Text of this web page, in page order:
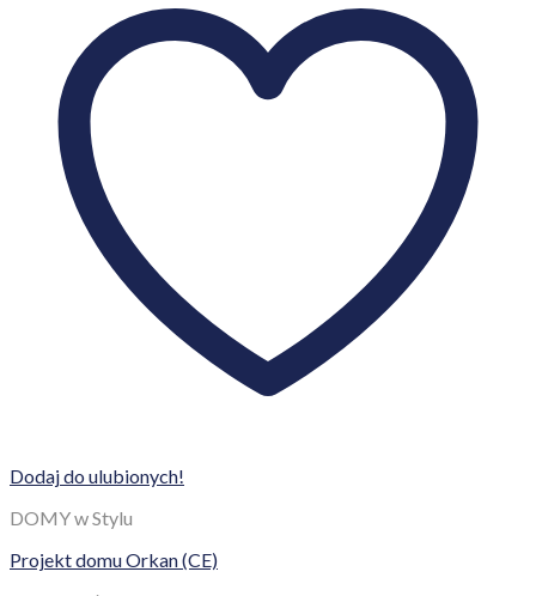
Dodaj do ulubionych!
DOMY w Stylu
Projekt domu Orkan (CE)